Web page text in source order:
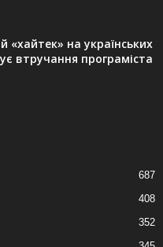
«хайтек» на українських
втручання програміста
687
408
352